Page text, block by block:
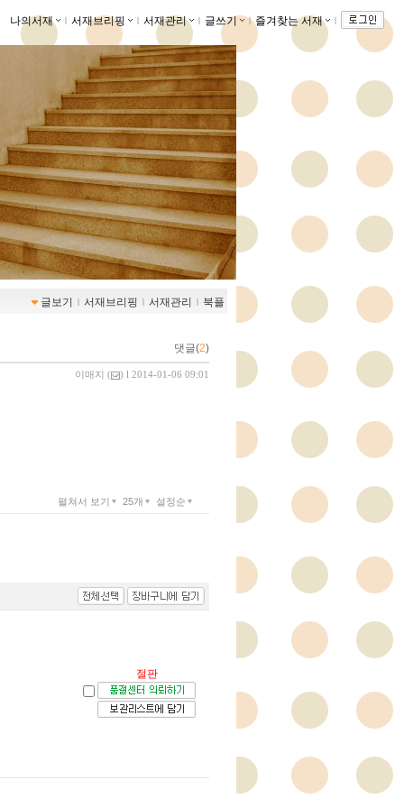
나의서재 ｌ 서재브리핑 ｌ 서재관리 ｌ 글쓰기 ｌ즐겨찾는 서재 ｌ
글보기 ｌ 서재브리핑 ｌ 서재관리 ｌ 북플
댓글(2)
이매지 ( ) l 2014-01-06 09:01
설정순
25개
펼쳐서 보기
절판